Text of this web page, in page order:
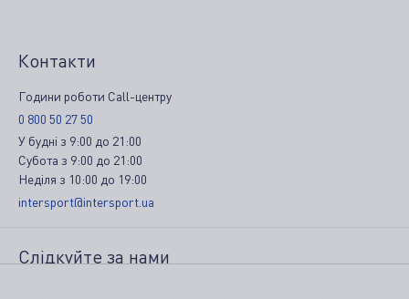
Контакти
Години роботи Call-центру
0 800 50 27 50
У будні з 9:00 до 21:00
Субота з 9:00 до 21:00
Неділя з 10:00 до 19:00
intersport@intersport.ua
Слідкуйте за нами